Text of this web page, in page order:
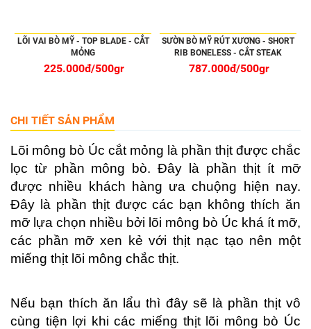
LÕI VAI BÒ MỸ - TOP BLADE - CẮT
MỎNG
225.000đ/500gr
SƯỜN BÒ MỸ RÚT XƯƠNG - SHORT
RIB BONELESS - CẮT STEAK
787.000đ/500gr
CHI TIẾT SẢN PHẨM
Lõi mông bò Úc cắt mỏng là phần thịt được chắc
lọc từ phần mông bò. Đây là phần thịt ít mỡ
được nhiều khách hàng ưa chuộng hiện nay.
Đây là phần thịt được các bạn không thích ăn
mỡ lựa chọn nhiều bởi lõi mông bò Úc khá ít mỡ,
các phần mỡ xen kẻ với thịt nạc tạo nên một
miếng thịt lõi mông chắc thịt.
Nếu bạn thích ăn lẩu thì đây sẽ là phần thịt vô
cùng tiện lợi khi các miếng thịt lõi mông bò Úc